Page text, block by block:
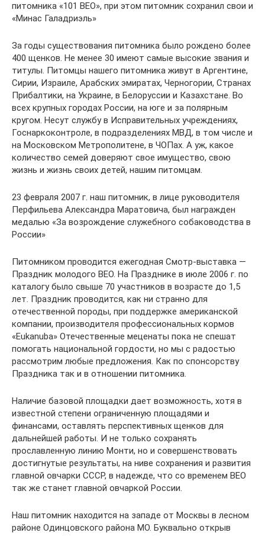
питомника «101 ВЕО», при этом питомник сохранил свои и
«Минас Галадриэль»
За годы существования питомника было рождено более
400 щенков. Не менее 30 имеют самые высокие звания и
титулы. Питомцы нашего питомника живут в Аргентине,
Сирии, Израиле, Арабских эмиратах, Черногории, Странах
Прибалтики, на Украине, в Белоруссии и Казахстане. Во
всех крупных городах России, на юге и за полярным
кругом. Несут службу в Исправительных учреждениях,
Госнаркоконтроле, в подразделениях МВД, в том числе и
на Московском Метрополитене, в ЧОПах. А уж, какое
количество семей доверяют свое имущество, свою
жизнь и жизнь своих детей, нашим питомцам.
23 февраля 2007 г. наш питомник, в лице руководителя
Перфильева Александра Маратовича, был награжден
медалью «За возрождение служебного собаководства в
России»
Питомником проводится ежегодная Смотр-выставка —
Праздник молодого ВЕО. На Празднике в июле 2006 г. по
каталогу было свыше 70 участников в возрасте до 1,5
лет. Праздник проводится, как ни странно для
отечественной породы, при поддержке американской
компании, производителя профессиональных кормов
«Eukanubа» Отечественные меценаты пока не спешат
помогать национальной гордости, но мы с радостью
рассмотрим любые предложения. Как по спонсорству
Праздника так и в отношении питомника.
Наличие базовой площадки дает возможность, хотя в
известной степени ограниченную площадями и
финансами, оставлять перспективных щенков для
дальнейшей работы. И не только сохранять
прославленную линию Монти, но и совершенствовать
достигнутые результаты, на ниве сохранения и развития
главной овчарки СССР, в надежде, что со временем ВЕО
так же станет главной овчаркой России.
Наш питомник находится на западе от Москвы в лесном
районе Одинцовского района МО. Буквально открыв